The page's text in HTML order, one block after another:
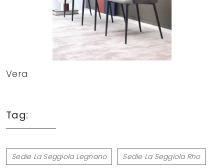
Vera
Tag:
Sedie La Seggiola Legnano Sedie La Seggiola Rho